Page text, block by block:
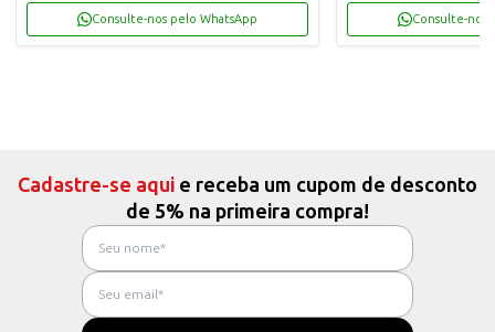
Consulte-nos pelo WhatsApp Consulte-nos
Cadastre-se aqui e receba um cupom de desconto
de 5% na primeira compra!